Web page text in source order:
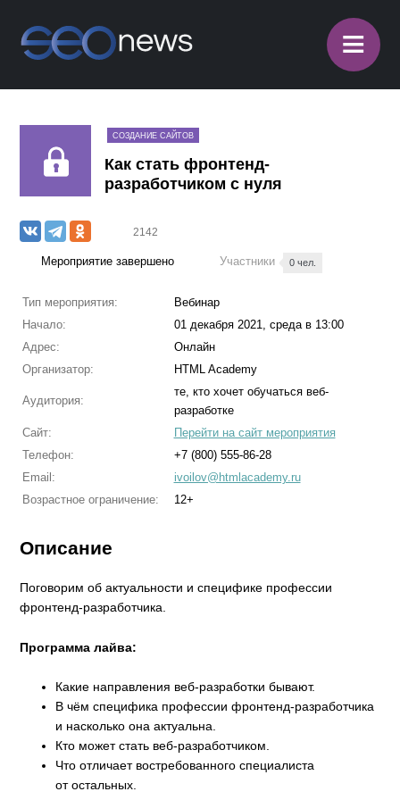
≡
СОЗДАНИЕ САЙТОВ
Как стать фронтенд-
разработчиком с нуля
2142
Мероприятие завершено Участники 0 чел.
Тип мероприятия:
Вебинар
Начало:
01 декабря 2021, среда в 13:00
Адрес:
Онлайн
Организатор:
HTML Academy
Аудитория:
те, кто хочет обучаться веб-
разработке
Сайт:
Перейти на сайт мероприятия
Телефон:
+7 (800) 555-86-28
Email:
ivoilov@htmlacademy.ru
Возрастное ограничение:
12+
Описание
Поговорим об актуальности и специфике профессии
фронтенд-разработчика.
Программа лайва:
Какие направления веб-разработки бывают.
В чём специфика профессии фронтенд-разработчика
и насколько она актуальна.
Кто может стать веб-разработчиком.
Что отличает востребованного специалиста
от остальных.